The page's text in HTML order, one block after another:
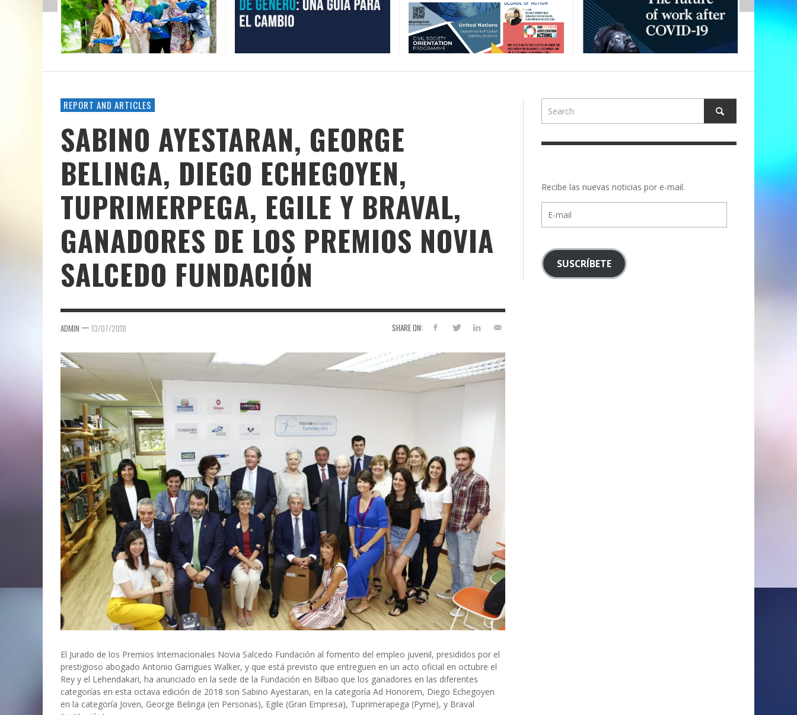
REPORT AND ARTICLES
SABINO AYESTARAN, GEORGE
BELINGA, DIEGO ECHEGOYEN,
TUPRIMERPEGA, EGILE Y BRAVAL,
GANADORES DE LOS PREMIOS NOVIA
SALCEDO FUNDACIÓN
SHARE ON:
ADMIN — 13/07/2018
El Jurado de los Premios Internacionales Novia Salcedo Fundación al fomento del empleo juvenil, presididos por el
prestigioso abogado Antonio Garrigues Walker, y que está previsto que entreguen en un acto oficial en octubre el
Rey y el Lehendakari, ha anunciado en la sede de la Fundación en Bilbao que los ganadores en las diferentes
categorías en esta octava edición de 2018 son Sabino Ayestaran, en la categoría Ad Honorem, Diego Echegoyen
en la categoría Joven, George Belinga (en Personas), Egile (Gran Empresa), Tuprimerapega (Pyme), y Braval
Recibe las nuevas noticias por e-mail.
mail
SUSCRÍBETE